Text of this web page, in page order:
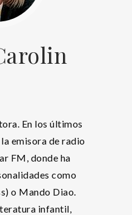
En los últimos
emisora de radio
FM, donde ha
como
o Mando Diao.
infantil,